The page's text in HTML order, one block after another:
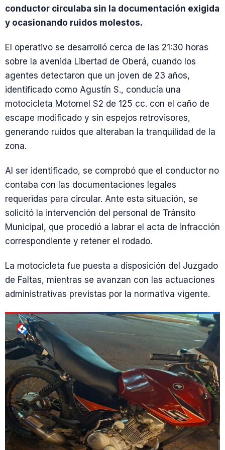
conductor circulaba sin la documentación exigida
y ocasionando ruidos molestos.
El operativo se desarrolló cerca de las 21:30 horas
sobre la avenida Libertad de Oberá, cuando los
agentes detectaron que un joven de 23 años,
identificado como Agustín S., conducía una
motocicleta Motomel S2 de 125 cc. con el caño de
escape modificado y sin espejos retrovisores,
generando ruidos que alteraban la tranquilidad de la
zona.
Al ser identificado, se comprobó que el conductor no
contaba con las documentaciones legales
requeridas para circular. Ante esta situación, se
solicitó la intervención del personal de Tránsito
Municipal, que procedió a labrar el acta de infracción
correspondiente y retener el rodado.
La motocicleta fue puesta a disposición del Juzgado
de Faltas, mientras se avanzan con las actuaciones
administrativas previstas por la normativa vigente.